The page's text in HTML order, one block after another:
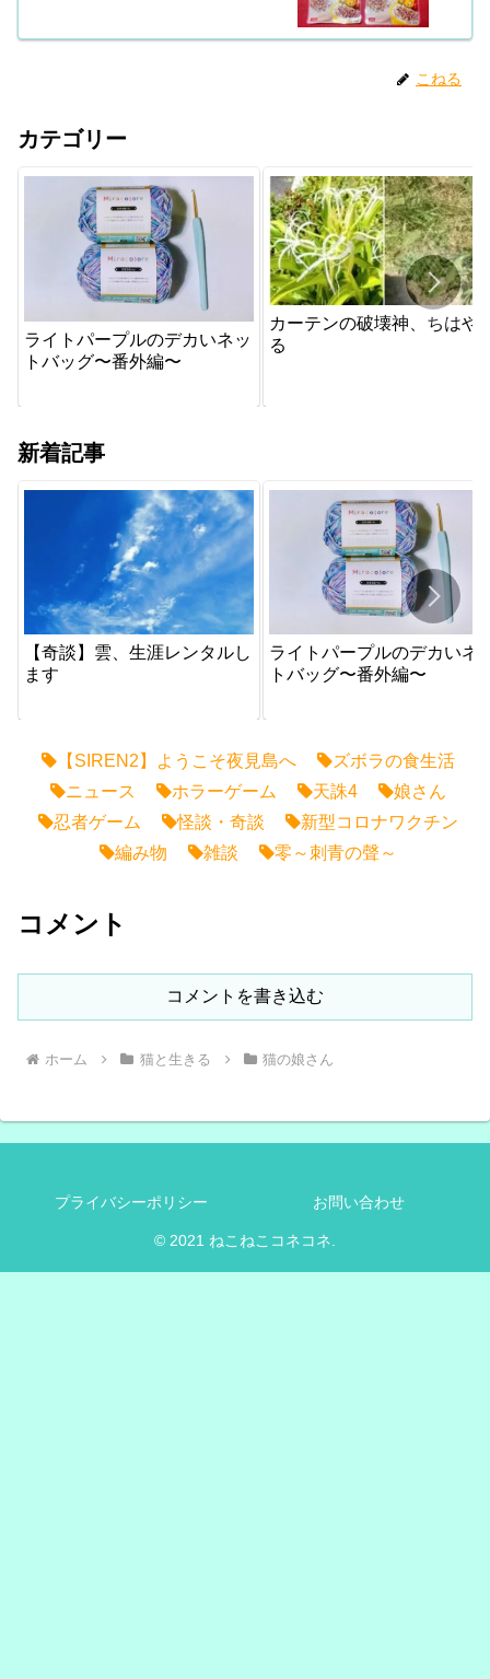
こねる
カテゴリー
ライトパープルのデカいネッ
トバッグ〜番外編〜
カーテンの破壊神、ちはや
る
新着記事
【奇談】雲、生涯レンタルし
ます
ライトパープルのデカいネ
トバッグ〜番外編〜
【SIREN2】ようこそ夜見島へ
ズボラの食生活
ニュース
ホラーゲーム 天誅4
娘さん
忍者ゲーム
怪談・奇談
新型コロナワクチン
編み物
雑談 零～刺青の聲～
コメント
コメントを書き込む
ホーム 猫と生きる 猫の娘さん
プライバシーポリシー お問い合わせ
© 2021 ねこねこコネコネ.